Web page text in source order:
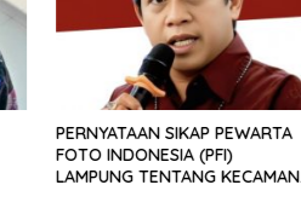
PERNYATAAN SIKAP PEWARTA
FOTO INDONESIA (PFI)
LAMPUNG TENTANG KECAMAN